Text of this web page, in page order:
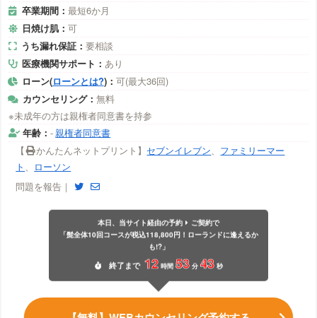
卒業期間： 最短6か月
日焼け肌： 可
うち漏れ保証： 要相談
医療機関サポート： あり
ローン(ローンとは?)： 可(最大36回)
カウンセリング： 無料
※未成年の方は親権者同意書を持参
年齢：-親権者同意書
【
かんたんネットプリント】 セブンイレブン
ファミリーマー
ト
ローソン
問題を報告｜
本日、当サイト経由の予約
ご契約で
「髭全体10回コースが税込118,800円！ローランドに逢えるか
も!?」
終了 まで 12 時間 53 分 43 秒